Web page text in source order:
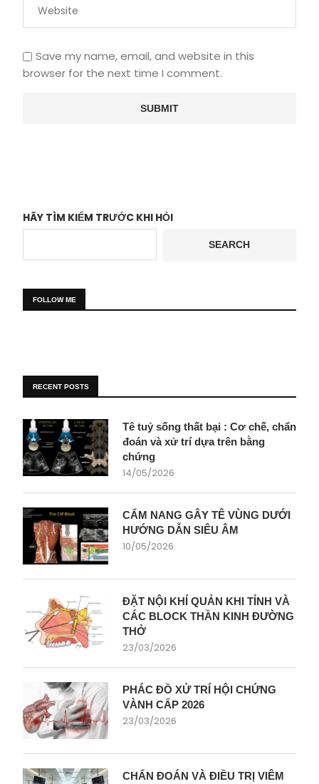
Save my name, email, and website in this
browser for the next time I comment.
HÃY TÌM KIẾM TRƯỚC KHI HỎI
SEARCH
FOLLOW ME
RECENT POSTS
Tê tuỷ sống thất bại : Cơ chế, chẩn
đoán và xử trí dựa trên bằng
chứng
14/05/2026
CẨM NANG GÂY TÊ VÙNG DƯỚI
HƯỚNG DẪN SIÊU ÂM
10/05/2026
ĐẶT NỘI KHÍ QUẢN KHI TỈNH VÀ
CÁC BLOCK THẦN KINH ĐƯỜNG
THỞ
23/03/2026
PHÁC ĐỒ XỬ TRÍ HỘI CHỨNG
VÀNH CẤP 2026
23/03/2026
CHẨN ĐOÁN VÀ ĐIỀU TRỊ VIÊM